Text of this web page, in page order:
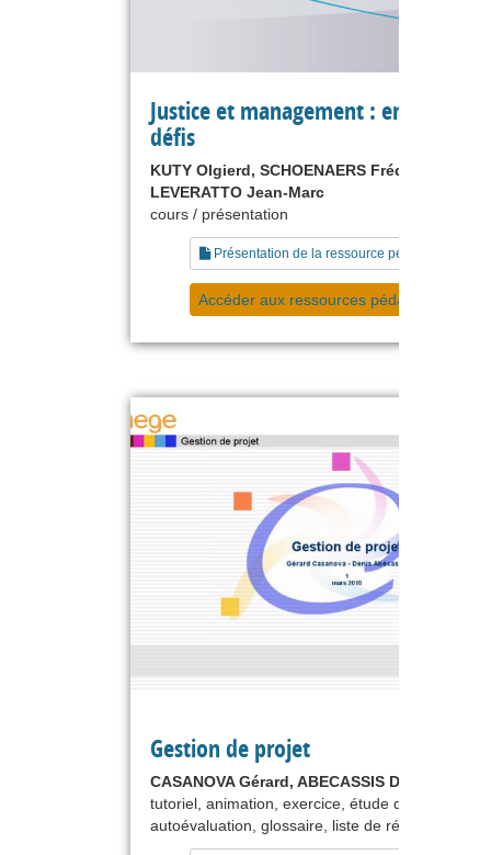
Justice et management : enjeux et
défis
KUTY Olgierd, SCHOENAERS Frédéric,
LEVERATTO Jean-Marc
cours / présentation
Présentation de la ressource pédagogique
Accéder aux ressources pédagogiques
Gestion de projet
CASANOVA Gérard, ABECASSIS Denis
tutoriel, animation, exercice, étude de cas,
autoévaluation, glossaire, liste de références